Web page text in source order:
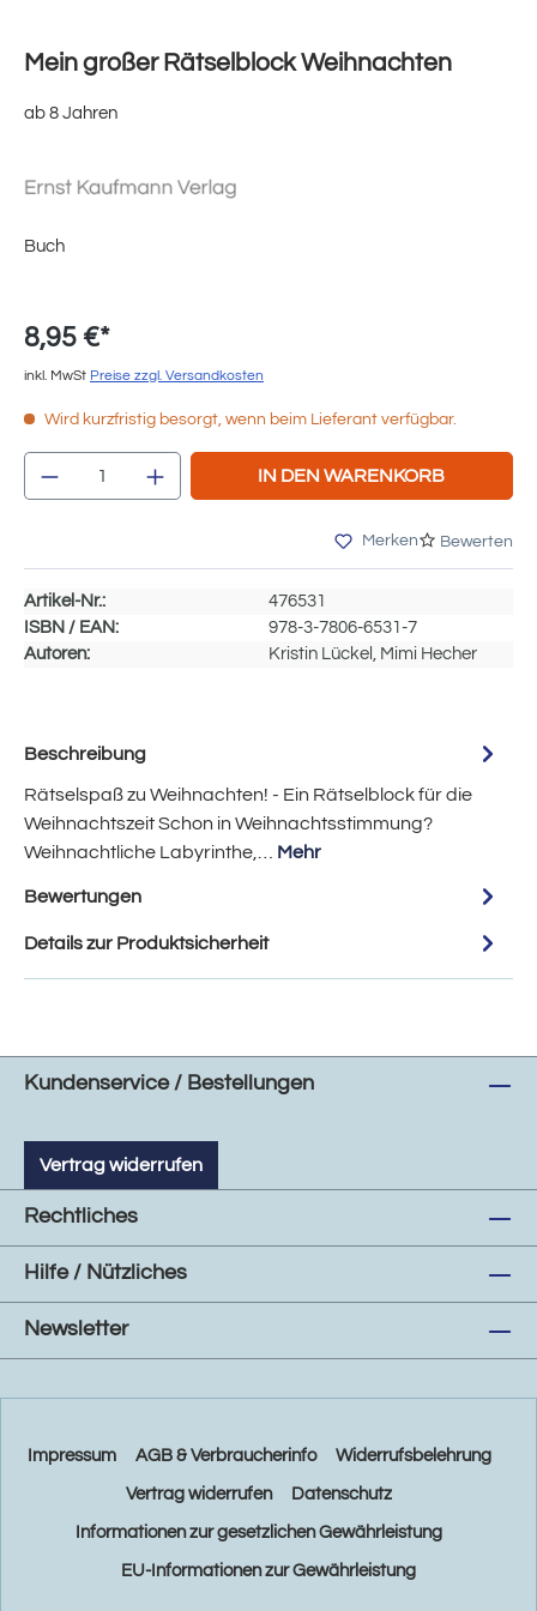
Mein großer Rätselblock Weihnachten
ab 8 Jahren
Buch
8,95 €*
inkl. MwSt Preise zzgl. Versandkosten
Wird kurzfristig besorgt, wenn beim Lieferant verfügbar.
Produkt Anzahl: Gib den gewünschten
IN DEN WARENKORB
Merken Bewerten
Artikel-Nr.:
476531
ISBN / EAN:
978-3-7806-6531-7
Autoren:
Kristin Lückel, Mimi Hecher
Beschreibung
Rätselspaß zu Weihnachten! - Ein Rätselblock für die
Weihnachtszeit Schon in Weihnachtsstimmung?
Weihnachtliche Labyrinthe,… Mehr
Bewertungen
Details zur Produktsicherheit
Kundenservice / Bestellungen
Vertrag widerrufen
Rechtliches
Hilfe / Nützliches
Newsletter
Impressum AGB & Verbraucherinfo Widerrufsbelehrung
Vertrag widerrufen Datenschutz
Informationen zur gesetzlichen Gewährleistung
EU-Informationen zur Gewährleistung